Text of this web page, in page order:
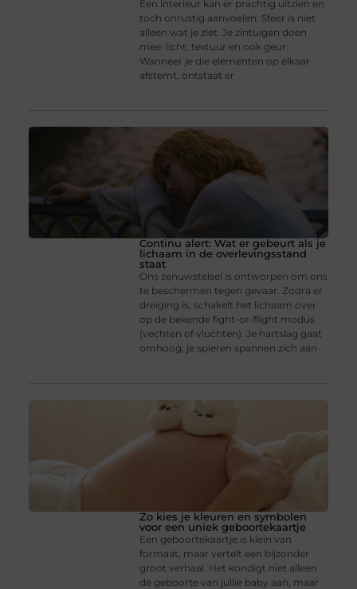
Een interieur kan er prachtig uitzien en
toch onrustig aanvoelen. Sfeer is niet
alleen wat je ziet. Je zintuigen doen
mee: licht, textuur en ook geur.
Wanneer je die elementen op elkaar
afstemt, ontstaat er
Continu alert: Wat er gebeurt als je
lichaam in de overlevingsstand
staat
Ons zenuwstelsel is ontworpen om ons
te beschermen tegen gevaar. Zodra er
dreiging is, schakelt het lichaam over
op de bekende fight-or-flight modus
(vechten of vluchten). Je hartslag gaat
omhoog, je spieren spannen zich aan
Zo kies je kleuren en symbolen
voor een uniek geboortekaartje
Een geboortekaartje is klein van
formaat, maar vertelt een bijzonder
groot verhaal. Het kondigt niet alleen
de geboorte van jullie baby aan, maar